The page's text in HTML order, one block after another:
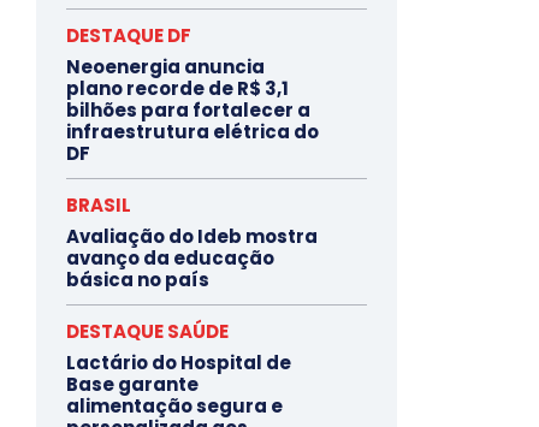
DESTAQUE DF
Neoenergia anuncia
plano recorde de R$ 3,1
bilhões para fortalecer a
infraestrutura elétrica do
DF
BRASIL
Avaliação do Ideb mostra
avanço da educação
básica no país
DESTAQUE SAÚDE
Lactário do Hospital de
Base garante
alimentação segura e